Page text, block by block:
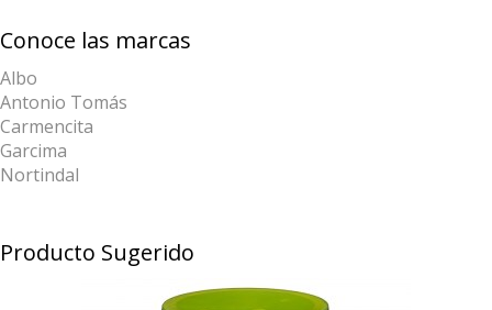
Conoce las marcas
Albo
Antonio Tomás
Carmencita
Garcima
Nortindal
Producto Sugerido